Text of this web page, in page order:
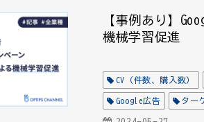
【事例あり】
機械学習促進
CV（件数、購入数）
Google広告 ター